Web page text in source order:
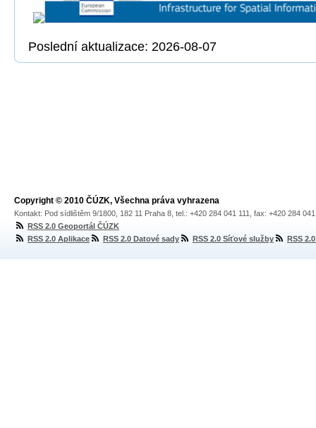
Poslední aktualizace: 2026-08-07
Copyright © 2010 ČÚZK, Všechna práva vyhrazena
Kontakt: Pod sídlištěm 9/1800, 182 11 Praha 8, tel.: +420 284 041 111, fax: +420 284
RSS 2.0 Geoportál ČÚZK
RSS 2.0 Aplikace
RSS 2.0 Datové sady RSS 2.0 Síťové služby RSS